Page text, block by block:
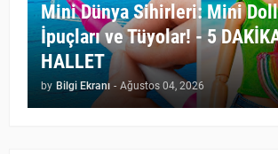
Mini Dünya Sihirleri: Mini
İpuçları ve Tüyolar! - 5
HALLET
by Bilgi Ekranı - Ağustos 04, 2026